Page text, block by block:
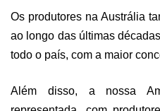
Os produtores na Austrália
ao longo das últimas
todo o país, com a maior
Além disso, a nossa